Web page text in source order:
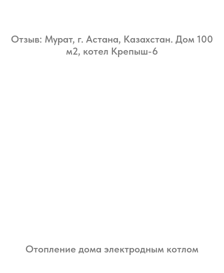
Отзыв: Мурат, г. Астана, Казахстан. Дом 100
м2, котел Крепыш-6
Отопление дома электродным котлом